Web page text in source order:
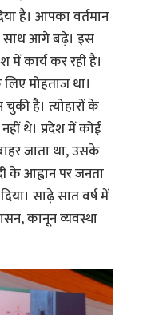
है। आपका वर्तमान
साथ आगे बढ़े। इस
कार्य कर रही है।
मोहताज था।
है। त्योहारों के
थे। प्रदेश में कोई
जाता था, उसके
के आह्वान पर जनता
साढ़े सात वर्ष में
कानून व्यवस्था